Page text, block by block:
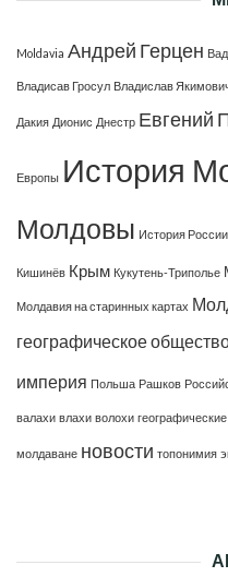
Moldavia Андрей Герцен
Владисав Гросул Владислав
Дакия Дионис Днестр Евгений
Европы История
Молдовы История России
Кишинёв Крым Кукутень-Триполье
Молдавия на старинных картах
географическое
империя Польша Рашков
валахи влахи волохи
молдаване новости топонимия